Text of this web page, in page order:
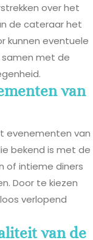
over het
de cateraar het
kunnen eventuele
samen met de
van
evenementen van
bekend is met de
of intieme diners
Door te kiezen
verlopend
van de